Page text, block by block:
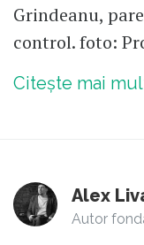
Grindeanu,
control. foto:
Citește mai
Alex
Autor